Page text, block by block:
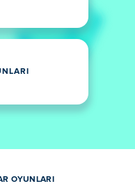
OYUNLARI